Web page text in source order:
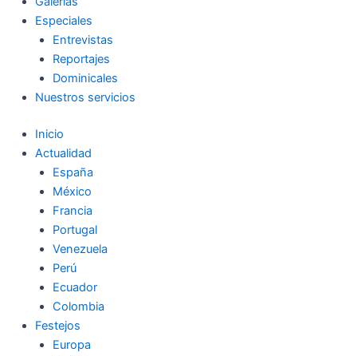
Especiales
Entrevistas
Reportajes
Dominicales
Nuestros servicios
Inicio
Actualidad
España
México
Francia
Portugal
Venezuela
Perú
Ecuador
Colombia
Festejos
Europa